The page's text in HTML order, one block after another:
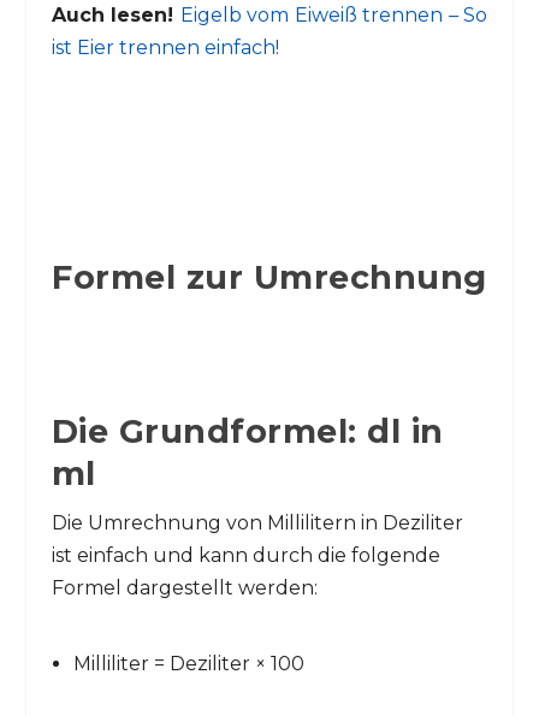
Auch lesen! Eigelb vom Eiweiß trennen – So
ist Eier trennen einfach!
Formel zur Umrechnung
Die Grundformel: dl in
ml
Die Umrechnung von Millilitern in Deziliter
ist einfach und kann durch die folgende
Formel dargestellt werden:
Milliliter = Deziliter × 100